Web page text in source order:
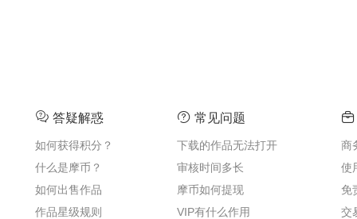
答疑解惑
如何获得积分？
什么是摩币？
如何出售作品
作品星级规则
常见问题
下载的作品无法打开
审核时间多长
摩币如何提现
VIP有什么作用
商
使
免
交